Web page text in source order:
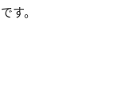
す。